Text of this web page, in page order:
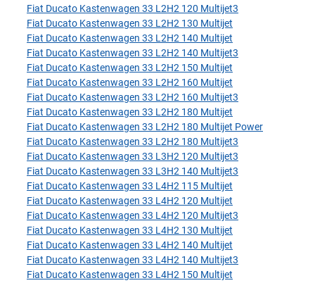
Fiat Ducato Kastenwagen 33 L2H2 120 Multijet3
Fiat Ducato Kastenwagen 33 L2H2 130 Multijet
Fiat Ducato Kastenwagen 33 L2H2 140 Multijet
Fiat Ducato Kastenwagen 33 L2H2 140 Multijet3
Fiat Ducato Kastenwagen 33 L2H2 150 Multijet
Fiat Ducato Kastenwagen 33 L2H2 160 Multijet
Fiat Ducato Kastenwagen 33 L2H2 160 Multijet3
Fiat Ducato Kastenwagen 33 L2H2 180 Multijet
Fiat Ducato Kastenwagen 33 L2H2 180 Multijet Power
Fiat Ducato Kastenwagen 33 L2H2 180 Multijet3
Fiat Ducato Kastenwagen 33 L3H2 120 Multijet3
Fiat Ducato Kastenwagen 33 L3H2 140 Multijet3
Fiat Ducato Kastenwagen 33 L4H2 115 Multijet
Fiat Ducato Kastenwagen 33 L4H2 120 Multijet
Fiat Ducato Kastenwagen 33 L4H2 120 Multijet3
Fiat Ducato Kastenwagen 33 L4H2 130 Multijet
Fiat Ducato Kastenwagen 33 L4H2 140 Multijet
Fiat Ducato Kastenwagen 33 L4H2 140 Multijet3
Fiat Ducato Kastenwagen 33 L4H2 150 Multijet